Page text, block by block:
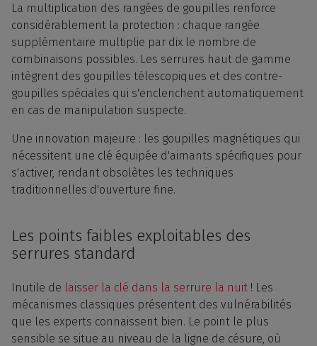
La multiplication des rangées de goupilles renforce
considérablement la protection : chaque rangée
supplémentaire multiplie par dix le nombre de
combinaisons possibles. Les serrures haut de gamme
intègrent des goupilles télescopiques et des contre-
goupilles spéciales qui s'enclenchent automatiquement
en cas de manipulation suspecte.
Une innovation majeure : les goupilles magnétiques qui
nécessitent une clé équipée d'aimants spécifiques pour
s'activer, rendant obsolètes les techniques
traditionnelles d'ouverture fine.
Les points faibles exploitables des
serrures standard
Inutile de laisser la clé dans la serrure la nuit ! Les
mécanismes classiques présentent des vulnérabilités
que les experts connaissent bien. Le point le plus
sensible se situe au niveau de la ligne de césure, où